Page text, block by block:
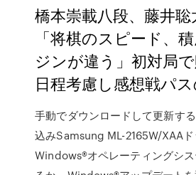
橋本崇載八段、藤井聡
「将棋のスピード、
ジンが違う」初対局
日程考慮し感想戦パ
手動でダウンロードして更新す
込みSamsung ML-2165W/XAAド
Windows®オペレーティングシ